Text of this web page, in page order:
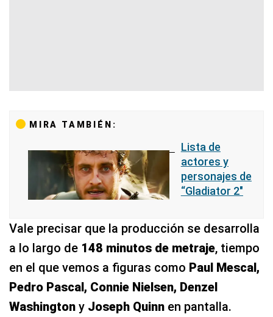
MIRA TAMBIÉN:
Lista de
actores y
personajes de
“Gladiator 2″
Vale precisar que la producción se desarrolla
a lo largo de 148 minutos de metraje, tiempo
en el que vemos a figuras como Paul Mescal,
Pedro Pascal, Connie Nielsen, Denzel
Washington y Joseph Quinn en pantalla.